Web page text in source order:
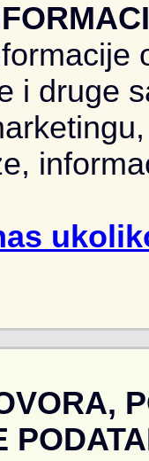
i druge